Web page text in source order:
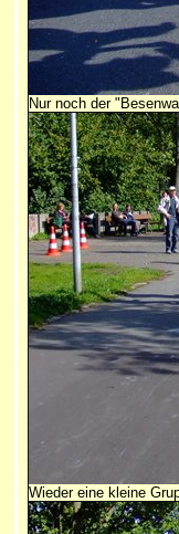
Nur noch der
Wieder eine kleine